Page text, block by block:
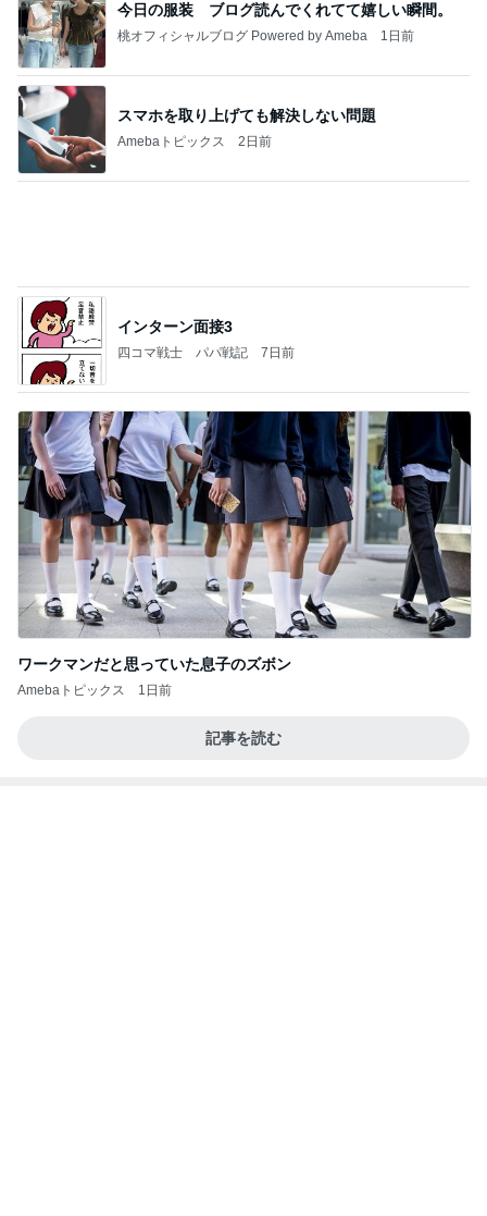
今日の服装 ブログ読んでくれてて嬉しい瞬間。
桃オフィシャルブログ Powered by Ameba 1日前
スマホを取り上げても解決しない問題
Amebaトピックス 2日前
インターン面接3
四コマ戦士 パパ戦記 7日前
ワークマンだと思っていた息子のズボン
Amebaトピックス 1日前
記事を読む